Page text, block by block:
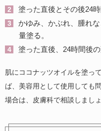
塗った直後とその後24
かゆみ、かぶれ、腫れ
量塗る。
塗った直後、24時間後の
肌にココナッツオイルを塗っ
ば、美容用として使用しても
場合は、皮膚科で相談しましょ